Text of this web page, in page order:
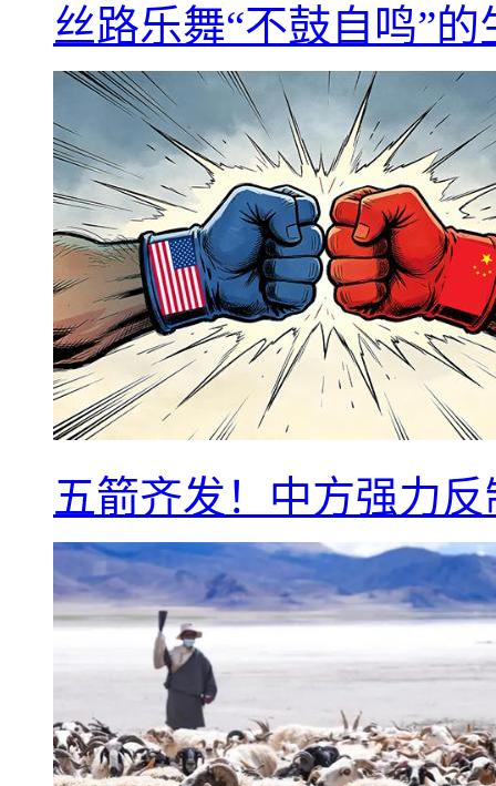
丝路乐舞“不鼓自鸣”
五箭齐发！中方强力